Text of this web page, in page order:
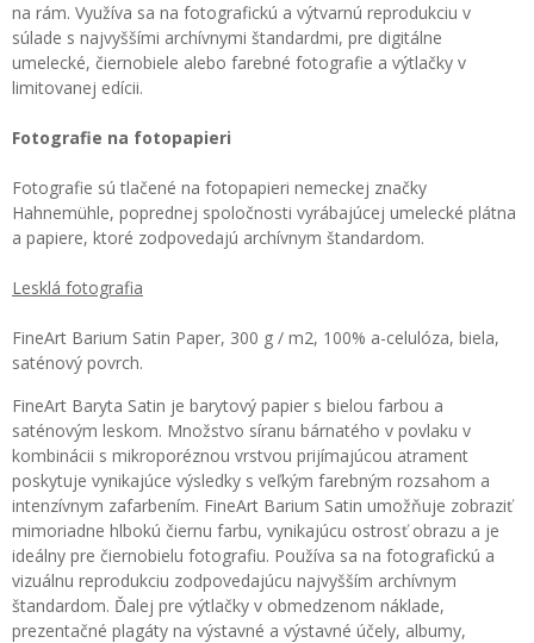
na rám. Využíva sa na fotografickú a výtvarnú reprodukciu v
súlade s najvyššími archívnymi štandardmi, pre digitálne
umelecké, čiernobiele alebo farebné fotografie a výtlačky v
limitovanej edícii.
Fotografie na fotopapieri
Fotografie sú tlačené na fotopapieri nemeckej značky
Hahnemühle, poprednej spoločnosti vyrábajúcej umelecké plátna
a papiere, ktoré zodpovedajú archívnym štandardom.
Lesklá fotografia
FineArt Barium Satin Paper, 300 g / m2, 100% a-celulóza, biela,
saténový povrch.
FineArt Baryta Satin je barytový papier s bielou farbou a
saténovým leskom. Množstvo síranu bárnatého v povlaku v
kombinácii s mikroporéznou vrstvou prijímajúcou atrament
poskytuje vynikajúce výsledky s veľkým farebným rozsahom a
intenzívnym zafarbením. FineArt Barium Satin umožňuje zobraziť
mimoriadne hlbokú čiernu farbu, vynikajúcu ostrosť obrazu a je
ideálny pre čiernobielu fotografiu. Používa sa na fotografickú a
vizuálnu reprodukciu zodpovedajúcu najvyšším archívnym
štandardom. Ďalej pre výtlačky v obmedzenom náklade,
prezentačné plagáty na výstavné a výstavné účely, albumy,